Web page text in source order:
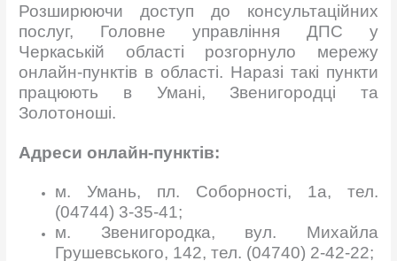
Розширюючи доступ до консультаційних
послуг, Головне управління ДПС у
Черкаській області розгорнуло мережу
онлайн-пунктів в області. Наразі такі пункти
працюють в Умані, Звенигородці та
Золотоноші.
Адреси онлайн-пунктів:
м. Умань, пл. Соборності, 1а, тел.
(04744) 3-35-41;
м. Звенигородка, вул. Михайла
Грушевського, 142, тел. (04740) 2-42-22;